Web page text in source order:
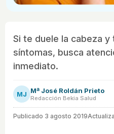
Si te duele la cabeza
síntomas, busca
inmediato.
MJ Mª José Roldán Prieto
Redacción Bekia Salud
Publicado 3 agosto 2019